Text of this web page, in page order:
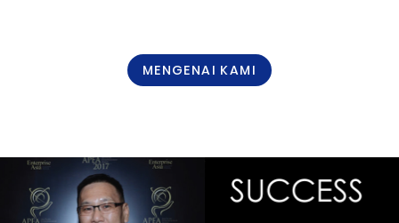
MENGENAI KAMI